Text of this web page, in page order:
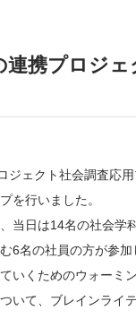
連携プロジ
ェクト社会調査応
を行いました。
当日は14名の社会
6名の社員の方が参
いくためのウォー
いて、ブレインライ